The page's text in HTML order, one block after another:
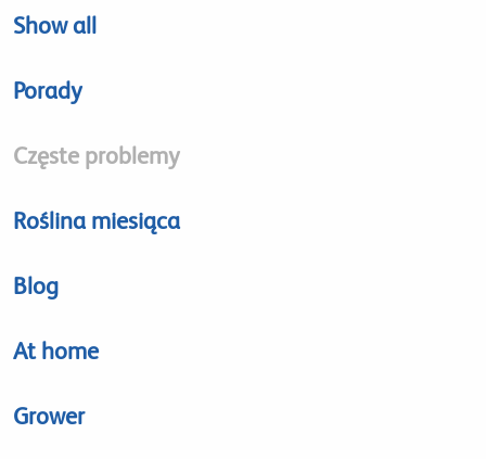
Show all
Porady
Częste problemy
Roślina miesiąca
Blog
At home
Grower